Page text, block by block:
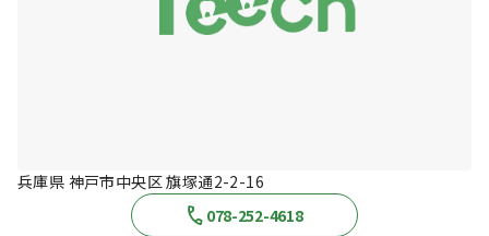
兵庫県 神戸市中央区 旗塚通2-2-16
078-252-4618